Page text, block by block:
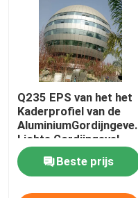
Q235 EPS van het het
Kaderprofiel van de
AluminiumGordijngevel
Lichte Gordijngevel
50mm
Beste prijs